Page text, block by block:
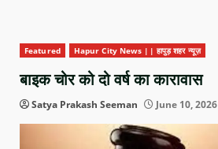
Featured Hapur City News || हापुड़ शहर न्यूज़
बाइक चोर को दो वर्ष का कारावास
Satya Prakash Seeman June 10, 2026